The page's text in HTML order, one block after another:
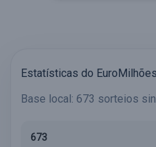
Estatísticas do EuroMilhões
Base local: 673 sorteios
673